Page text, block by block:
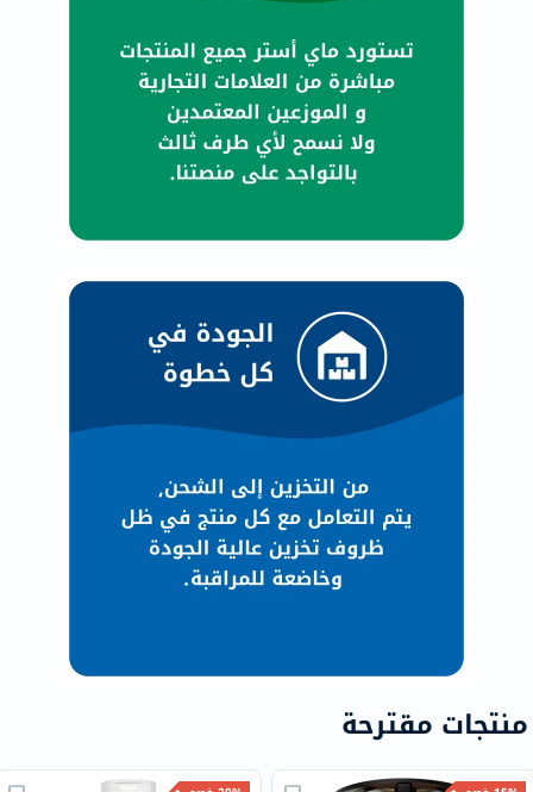
منتجات مقترحة